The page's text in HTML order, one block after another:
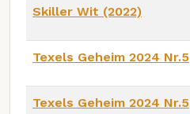
Skiller Wit (2022)
Texels Geheim 2024 Nr.5
Texels Geheim 2024 Nr.5